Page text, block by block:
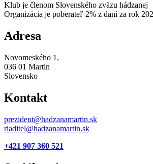
Klub je členom Slovenského zväzu hádzanej
Organizácia je poberateľ 2% z daní za rok
Adresa
Novomeského 1,
036 01 Martin
Slovensko
Kontakt
prezident@hadzanamartin.sk
riaditel@hadzanamartin.sk
+421 907 360 521